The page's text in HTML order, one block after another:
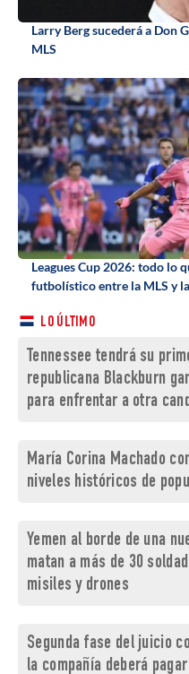
Larry Berg sucederá a Don
MLS
Leagues Cup 2026: todo lo
futbolístico entre la MLS y
LO ÚLTIMO
Tennessee tendrá su
republicana Blackburn
para enfrentar a otra
María Corina Machado
niveles históricos de
Yemen al borde de una
matan a más de 30
misiles y drones
Segunda fase del juicio
la compañía deberá